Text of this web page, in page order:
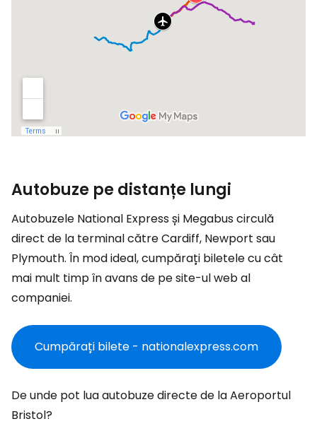
Autobuze pe distanțe lungi
Autobuzele National Express și Megabus circulă
direct de la terminal către Cardiff, Newport sau
Plymouth. În mod ideal, cumpărați biletele cu cât
mai mult timp în avans de pe site-ul web al
companiei.
Cumpărați bilete - nationalexpress.com
De unde pot lua autobuze directe de la Aeroportul
Bristol?